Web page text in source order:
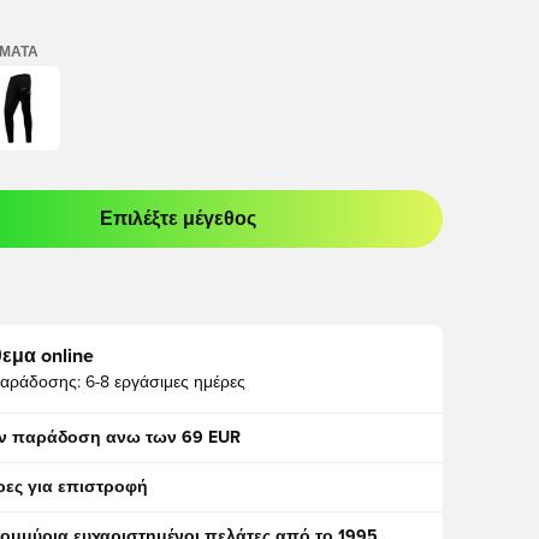
για να συνδεθείτε ή να εγγραφείτε ως μέλος
Επιλέξτε μέγεθος
online
6-8 εργάσιμες ημέρες
παράδοση ανω των 69 EUR
για επιστροφή